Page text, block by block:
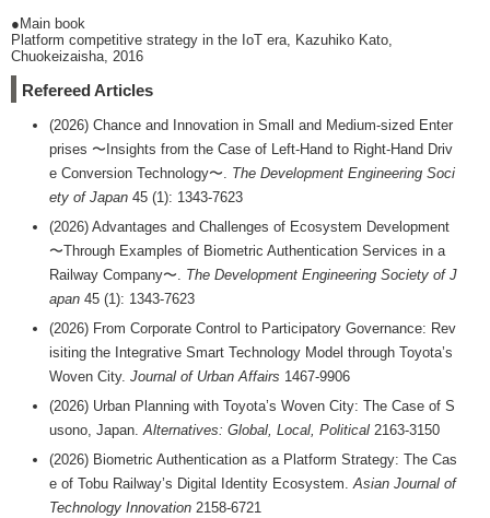
●Main book
Platform competitive strategy in the IoT era, Kazuhiko Kato,
Chuokeizaisha, 2016
Refereed Articles
(2026) Chance and Innovation in Small and Medium-sized Enter
prises 〜Insights from the Case of Left-Hand to Right-Hand Driv
e Conversion Technology〜. The Development Engineering Soci
ety of Japan 45 (1): 1343-7623
(2026) Advantages and Challenges of Ecosystem Development
〜Through Examples of Biometric Authentication Services in a
Railway Company〜. The Development Engineering Society of J
apan 45 (1): 1343-7623
(2026) From Corporate Control to Participatory Governance: Rev
isiting the Integrative Smart Technology Model through Toyota’s
Woven City. Journal of Urban Affairs 1467-9906
(2026) Urban Planning with Toyota’s Woven City: The Case of S
usono, Japan.Alternatives: Global, Local, Political 2163-3150
(2026) Biometric Authentication as a Platform Strategy: The Cas
e of Tobu Railway’s Digital Identity Ecosystem.Asian Journal of
Technology Innovation 2158-6721